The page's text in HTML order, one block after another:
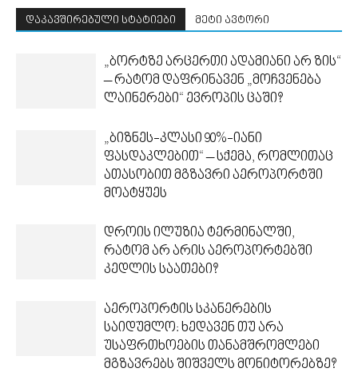
დაკავშირებული სტატიები მეტი ავტორი
„ბორტზე არცერთი ადამიანი არ ზის“
– რატომ დაფრინავენ „მოჩვენება
ლაინერები“ ევროპის ცაში?
„ბიზნეს-კლასი 90%-იანი
ფასდაკლებით“ – სქემა, რომლითაც
ათასობით მგზავრი აეროპორტში
მოატყუეს
დროის ილუზია ტერმინალში,
რატომ არ არის აეროპორტებში
კედლის საათები?
აეროპორტის სკანერების
საიდუმლო: ხედავენ თუ არა
უსაფრთხოების თანამშრომლები
მგზავრებს შიშველს მონიტორებზე?